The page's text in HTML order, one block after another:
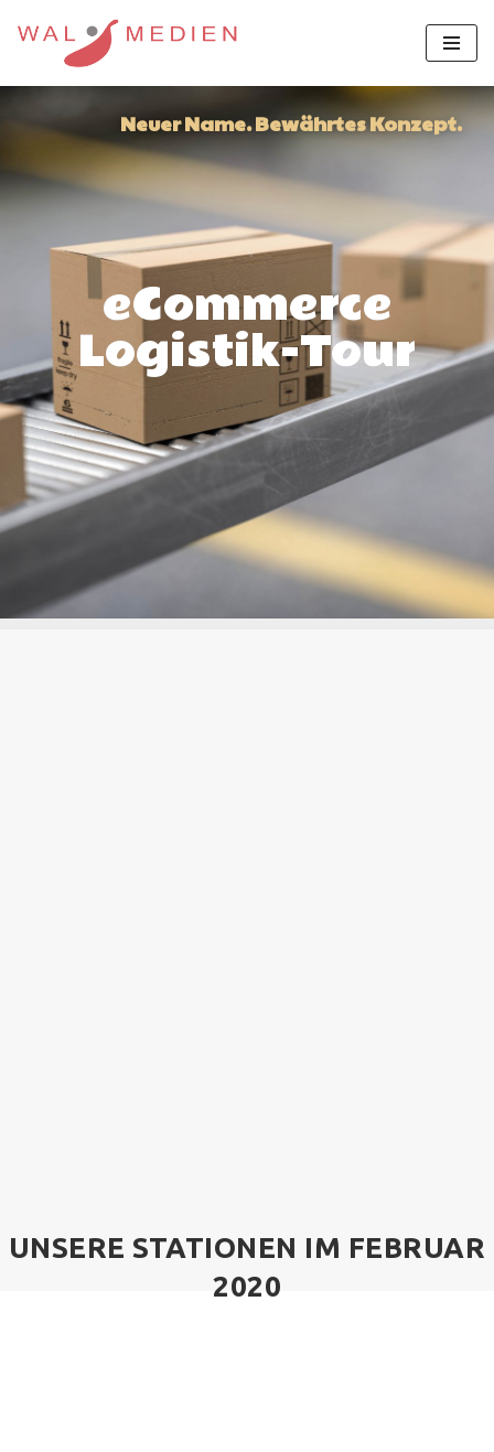
Inhalt
springen
Neuer Name. Bewährtes Konzept.
eCommerce
Logistik-Tour
UNSERE STATIONEN IM FEBRUAR
2020